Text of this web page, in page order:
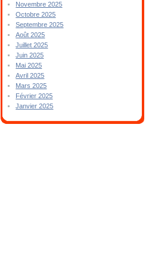
Novembre 2025
Octobre 2025
Septembre 2025
Août 2025
Juillet 2025
Juin 2025
Mai 2025
Avril 2025
Mars 2025
Février 2025
Janvier 2025